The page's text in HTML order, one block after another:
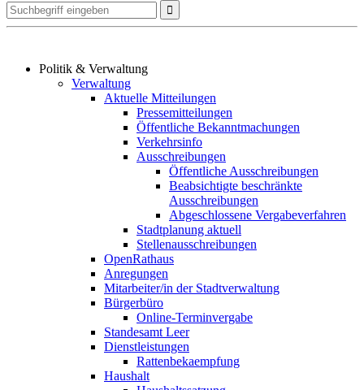
Politik & Verwaltung
Verwaltung
Aktuelle Mitteilungen
Pressemitteilungen
Öffentliche Bekanntmachungen
Verkehrsinfo
Ausschreibungen
Öffentliche Ausschreibungen
Beabsichtigte beschränkte
Ausschreibungen
Abgeschlossene Vergabeverfahren
Stadtplanung aktuell
Stellenausschreibungen
OpenRathaus
Anregungen
Mitarbeiter/in der Stadtverwaltung
Bürgerbüro
Online-Terminvergabe
Standesamt Leer
Dienstleistungen
Rattenbekaempfung
Haushalt